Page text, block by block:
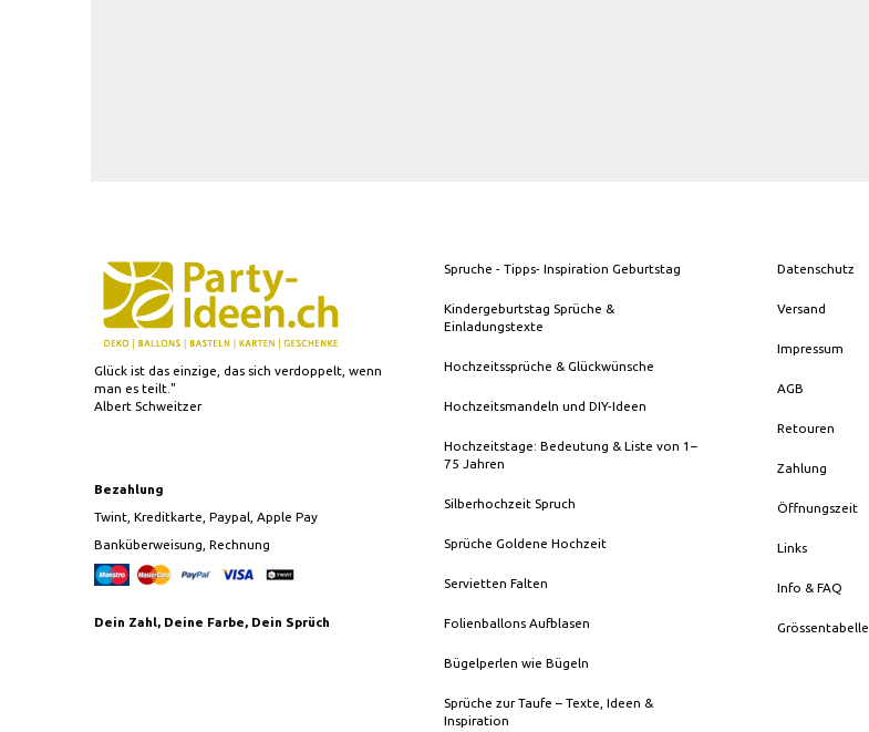
Glück ist das einzige, das sich verdoppelt, wenn
man es teilt."
Albert Schweitzer
Bezahlung
Twint, Kreditkarte, Paypal, Apple Pay
Banküberweisung, Rechnung
Dein Zahl, Deine Farbe, Dein Sprüch
Spruche - Tipps- Inspiration Geburtstag
Kindergeburtstag Sprüche &
Einladungstexte
Hochzeitssprüche & Glückwünsche
Hochzeitsmandeln und DIY-Ideen
Hochzeitstage: Bedeutung & Liste von 1–
75 Jahren
Silberhochzeit Spruch
Sprüche Goldene Hochzeit
Servietten Falten
Folienballons Aufblasen
Bügelperlen wie Bügeln
Sprüche zur Taufe – Texte, Ideen &
Inspiration
Datenschutz
Versand
Impressum
AGB
Retouren
Zahlung
Öffnungszeit
Links
Info & FAQ
Grössentabelle